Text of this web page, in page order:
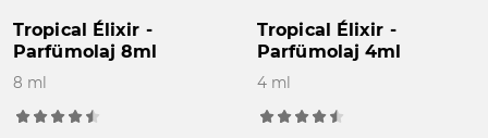
Tropical Élixir -
Parfümolaj 8ml
8 ml
Tropical Élixir -
Parfümolaj 4ml
4 ml